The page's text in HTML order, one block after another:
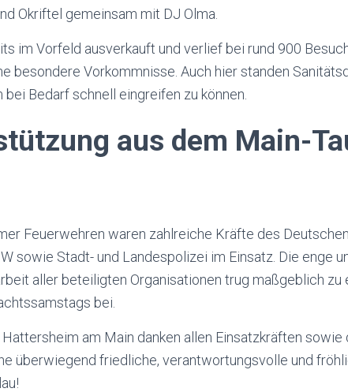
Okriftel gemeinsam mit DJ Olma.
im Vorfeld ausverkauft und verlief bei rund 900
besondere Vorkommnisse. Auch hier standen
Bedarf schnell eingreifen zu können.
aus dem Main-
Feuerwehren waren zahlreiche Kräfte des
sowie Stadt- und Landespolizei im Einsatz. Die enge
aller beteiligten Organisationen trug maßgeblich zu
bei.
am Main danken allen Einsatzkräften sowie
überwiegend friedliche, verantwortungsvolle und